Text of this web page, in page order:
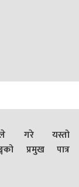
गरे यस्तो
प्रमुख पात्र